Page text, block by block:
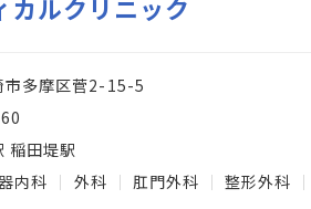
カルクリニック
市多摩区菅2-15-5
稲田堤駅
内科 外科 肛門外科 整形外科